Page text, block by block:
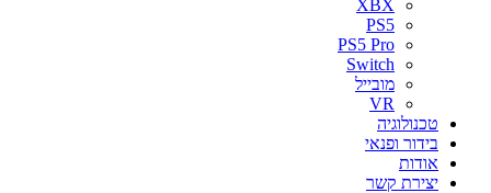
XBX
PS5
PS5 Pro
Switch
מובייל
VR
טכנולוגיה
בידור ופנאי
אודות
יצירת קשר